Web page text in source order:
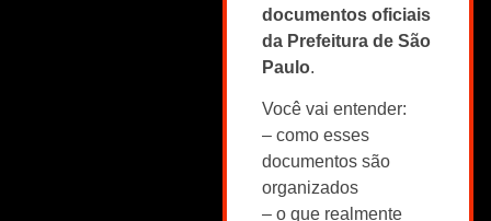
documentos oficiais
da Prefeitura de São
Paulo.
Você vai entender:
– como esses
documentos são
organizados
– o que realmente